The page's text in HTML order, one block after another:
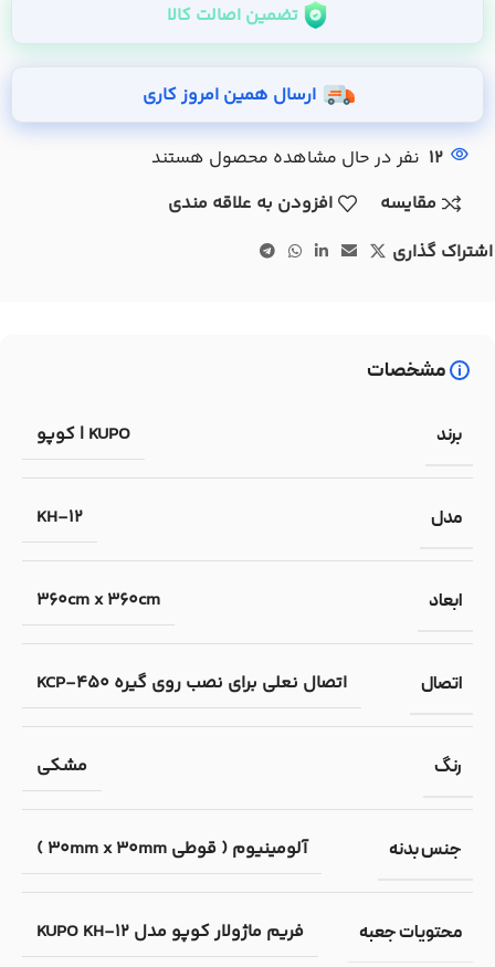
تضمین اصالت کالا
ارسال همین امروز کاری
12 نفر در حال مشاهده محصول هستند
مقایسه
افزودن به علاقه مندی
اشتراک گذاری
مشخصات
برند KUPO | کوپو
مدل KH-12
ابعاد 360cm x 360cm
اتصال اتصال نعلی برای نصب روی گیره KCP-450
رنگ مشکی
جنس بدنه آلومینیوم ( قوطی 30mm x 30mm )
محتویات جعبه فریم ماژولار کوپو مدل KUPO KH-12